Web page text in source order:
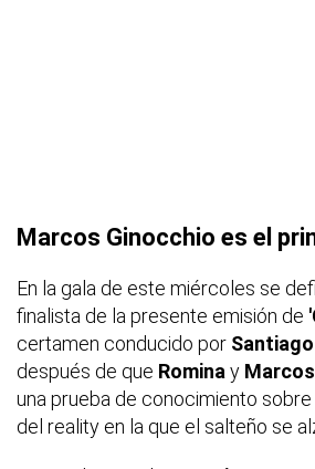
Marcos Ginocchio es el
En la gala de este miércoles se
finalista de la presente emisión de
certamen conducido por
después de que Rominay Marcos
una prueba de conocimiento
del reality en la que el salteño se